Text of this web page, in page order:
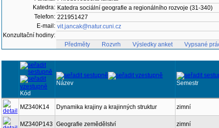
Katedra: Katedra sociální geografie a regionálního rozvoje (31-340)
Telefon: 221951427
E-mail: vit.jancak@natur.cuni.cz
Konzultační hodiny:
Předměty
Rozvrh Výsledky anket Vypsané
Kód
Název Semestr
MZ340K14 Dynamika krajiny a krajinných struktur zimní
MZ340P143 Geografie zemědělství zimní